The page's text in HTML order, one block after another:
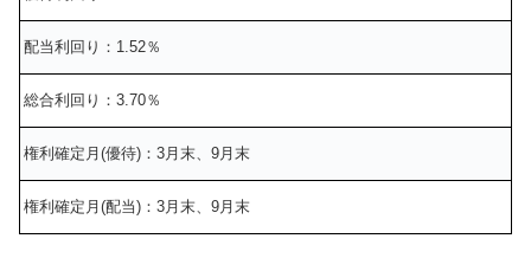
配当利回り：1.52％
総合利回り：3.70％
権利確定月(優待)：3月末、9月末
権利確定月(配当)：3月末、9月末